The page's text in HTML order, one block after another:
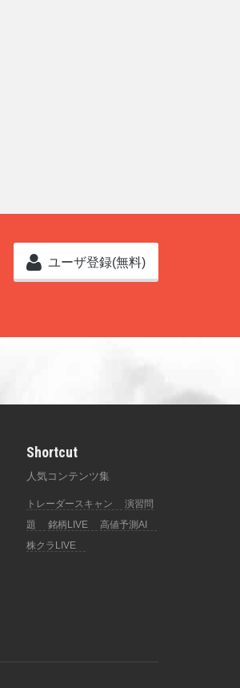
ユーザ登録(無料)
Shortcut
人気コンテンツ集
トレーダースキャン
演習問
題
銘柄LIVE
高値予測AI
株クラLIVE